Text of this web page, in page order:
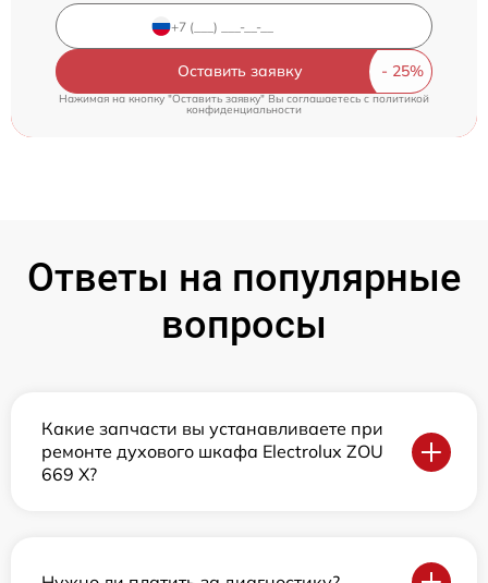
Оставить заявку
Нажимая на кнопку "Оставить заявку" Вы соглашаетесь c политикой
конфиденциальности
Ответы на популярные
вопросы
Какие запчасти вы устанавливаете при
ремонте духового шкафа Electrolux ZOU
669 X?